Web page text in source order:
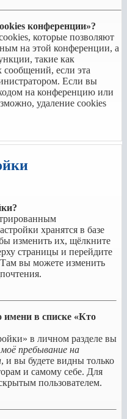
конференции»?
которые позволяют
на этой конференции, а
такие как
если эта
Если вы
на конференцию или
удаление cookies
хранятся в базе
изменить их, щёлкните
страницы и перейдите
вы можете изменить
имени в списке «Кто
в личном разделе вы
пребывание на
, и вы будете видны только
и самому себе. Для
пользователем.